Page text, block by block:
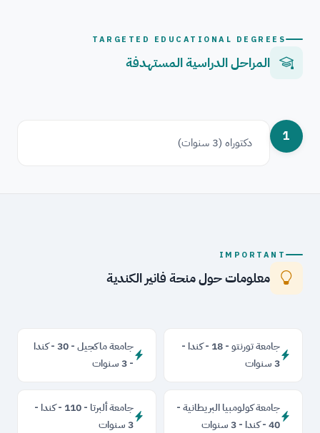
TARGETED EDUCATIONAL DEGREES
المراحل الدراسية المستهدفة
1 دكتوراه (3 سنوات)
IMPORTANT
معلومات حول منحة فانير الكندية
جامعة تورنتو - 18 - كندا -
3 سنوات
جامعة ماكجيل - 30 - كندا
- 3 سنوات
جامعة كولومبيا البريطانية -
40 - كندا - 3 سنوات
جامعة ألبرتا - 110 - كندا -
3 سنوات